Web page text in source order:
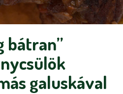
bátran”
galuskával